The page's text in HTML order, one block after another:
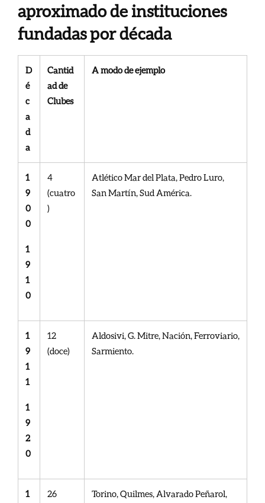
aproximado de instituciones
fundadas por década
D
é
c
a
d
a
Cantid
ad de
Clubes
A modo de ejemplo
1
9
0
0
1
9
1
0
4
(cuatro
)
Atlético Mar del Plata, Pedro Luro,
San Martín, Sud América.
1
9
1
1
1
9
2
0
12
(doce)
Aldosivi, G. Mitre, Nación, Ferroviario,
Sarmiento.
1
26
Torino, Quilmes, Alvarado Peñarol,